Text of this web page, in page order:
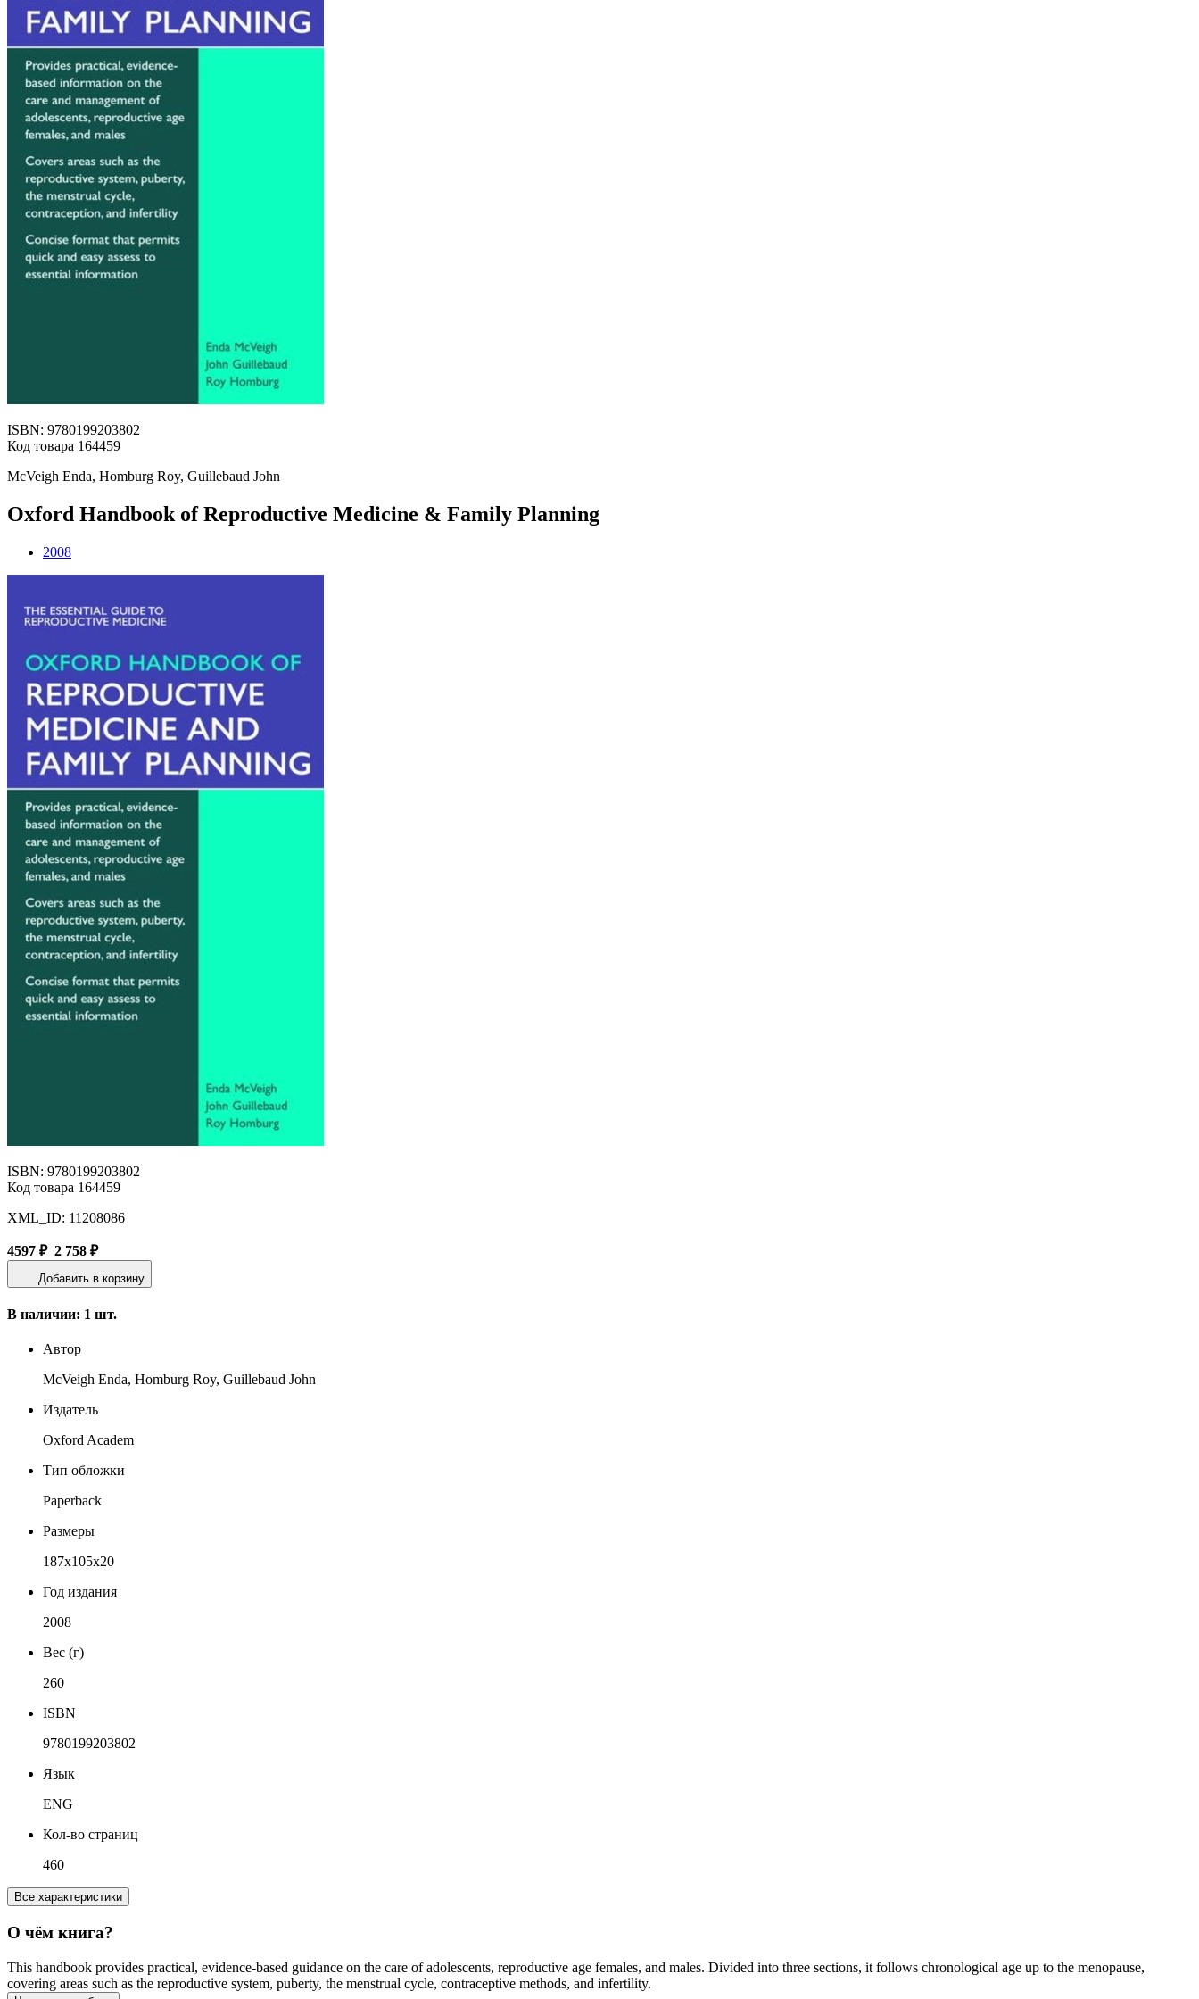
ISBN: 9780199203802
Код товара 164459
McVeigh Enda, Homburg Roy, Guillebaud John
Oxford Handbook of Reproductive Medicine & Family Planning
2008
ISBN: 9780199203802
Код товара 164459
XML_ID: 11208086
4597 ₽ 2 758 ₽
Добавить в корзину
В наличии: 1 шт.
Автор
McVeigh Enda, Homburg Roy, Guillebaud John
Издатель
Oxford Academ
Тип обложки
Paperback
Размеры
187x105x20
Год издания
2008
Вес (г)
260
ISBN
9780199203802
Язык
ENG
Кол-во страниц
460
Все характеристики
О чём книга?
This handbook provides practical, evidence-based guidance on the care of adolescents, reproductive age females, and males. Divided into three sections, it follows chronological age up to the menopause,
covering areas such as the reproductive system, puberty, the menstrual cycle, contraceptive methods, and infertility.